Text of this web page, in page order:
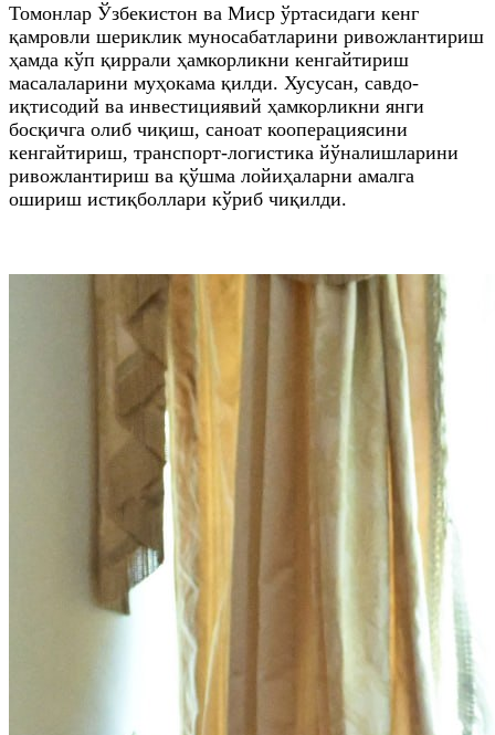
Томонлар Ўзбекистон ва Миср ўртасидаги кенг
қамровли шериклик муносабатларини ривожлантириш
ҳамда кўп қиррали ҳамкорликни кенгайтириш
масалаларини муҳокама қилди. Хусусан, савдо-
иқтисодий ва инвестициявий ҳамкорликни янги
босқичга олиб чиқиш, саноат кооперациясини
кенгайтириш, транспорт-логистика йўналишларини
ривожлантириш ва қўшма лойиҳаларни амалга
ошириш истиқболлари кўриб чиқилди.